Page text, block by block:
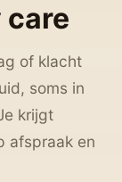
care
of klacht
soms in
krijgt
afspraak en